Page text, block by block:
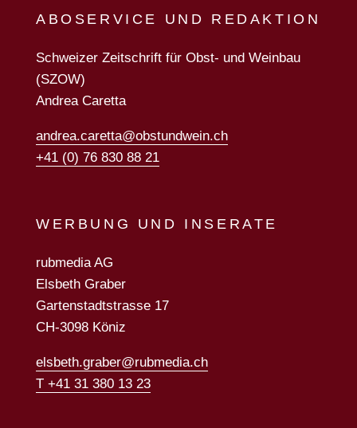
ABOSERVICE UND REDAKTION
Schweizer Zeitschrift für Obst- und Weinbau
(SZOW)
Andrea Caretta
andrea.caretta@obstundwein.ch
+41 (0) 76 830 88 21
WERBUNG UND INSERATE
rubmedia AG
Elsbeth Graber
Gartenstadtstrasse 17
CH-3098 Köniz
elsbeth.graber@rubmedia.ch
T +41 31 380 13 23